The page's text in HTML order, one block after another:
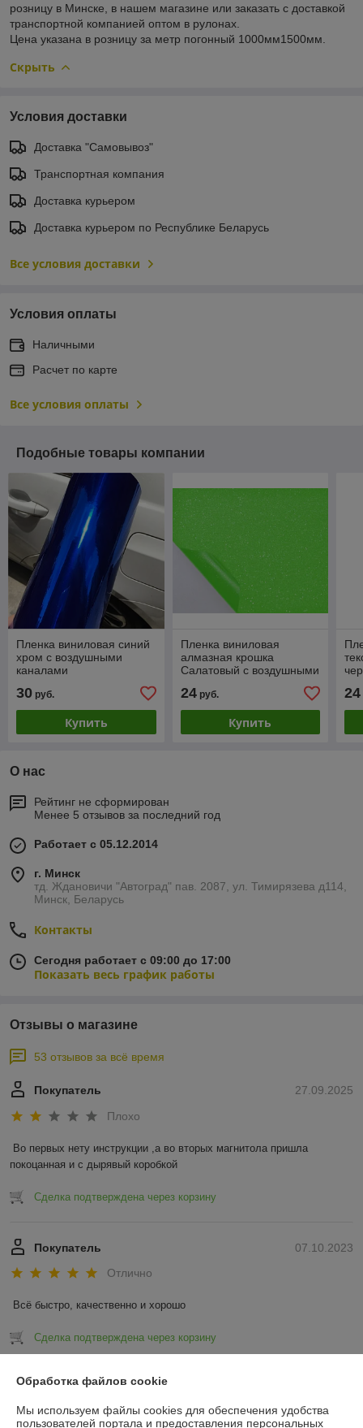
розницу в Минске, в нашем магазине или заказать с доставкой
транспортной компанией оптом в рулонах.
Цена указана в розницу за метр погонный 1000мм1500мм.
Скрыть
Условия доставки
Доставка "Самовывоз"
Транспортная компания
Доставка курьером
Доставка курьером по Республике Беларусь
Все условия доставки
Условия оплаты
Наличными
Расчет по карте
Все условия оплаты
Подобные товары компании
Пленка виниловая синий
хром с воздушными
каналами
30 руб.
Купить
Пленка виниловая
алмазная крошка
Салатовый с воздушными
24руб.
Купить
24
О нас
Рейтинг не сформирован
Менее 5 отзывов за последний год
Работает с 05.12.2014
г. Минск
тд. Ждановичи "Автоград" пав. 2087, ул. Тимирязева д114,
Минск, Беларусь
Контакты
Сегодня работает с 09:00 до 17:00
Показать весь график работы
Отзывы о магазине
53 отзывов за всё время
27.09.2025
Покупатель
Плохо
Во первых нету инструкции ,а во вторых магнитола пришла
покоцанная и с дырявый коробкой
Сделка подтверждена через корзину
07.10.2023
Покупатель
Отлично
Всё быстро, качественно и хорошо
Сделка подтверждена через корзину
Показать все отзывы
Обработка файлов cookie
Мы используем файлы cookies для обеспечения удобства
пользователей портала и предоставления персональных